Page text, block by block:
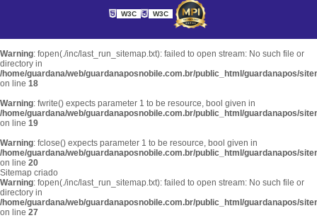
W3C W3C
Warning: fopen(./inc/last_run_sitemap.txt): failed to open stream: No such file or
directory in
/home/guardana/web/guardanaposnobile.com.br/public_html/guardanapos/
on line 18
Warning: fwrite() expects parameter 1 to be resource, bool given in
/home/guardana/web/guardanaposnobile.com.br/public_html/guardanapos/
on line 19
Warning: fclose() expects parameter 1 to be resource, bool given in
/home/guardana/web/guardanaposnobile.com.br/public_html/guardanapos/
on line 20
Sitemap criado
Warning: fopen(./inc/last_run_sitemap.txt): failed to open stream: No such file or
directory in
/home/guardana/web/guardanaposnobile.com.br/public_html/guardanapos/
on line 27